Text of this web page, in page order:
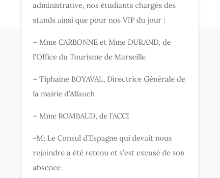
administrative, nos étudiants chargés des
stands ainsi que pour nos VIP du jour :
– Mme CARBONNE et Mme DURAND, de
l’Office du Tourisme de Marseille
– Tiphaine BOYAVAL, Directrice Générale de
la mairie d’Allauch
– Mme ROMBAUD, de l’ACCI
-M; Le Consul d’Espagne qui devait nous
rejoindre a été retenu et s’est excusé de son
absence